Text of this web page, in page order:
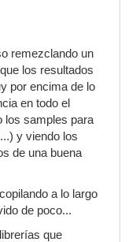
remezclando un
los resultados
por encima de lo
en todo el
los samples para
y viendo los
de una buena
a lo largo
de poco...
que